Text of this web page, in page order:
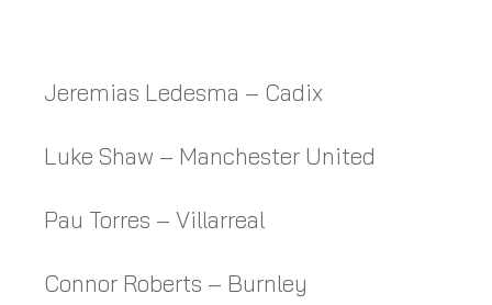
Jeremias Ledesma – Cadix
Luke Shaw – Manchester United
Pau Torres – Villarreal
Connor Roberts – Burnley